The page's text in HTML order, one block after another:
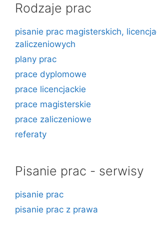
Rodzaje prac
pisanie prac magisterskich,
zaliczeniowych
plany prac
prace dyplomowe
prace licencjackie
prace magisterskie
prace zaliczeniowe
referaty
Pisanie prac - serwisy
pisanie prac
pisanie prac z prawa